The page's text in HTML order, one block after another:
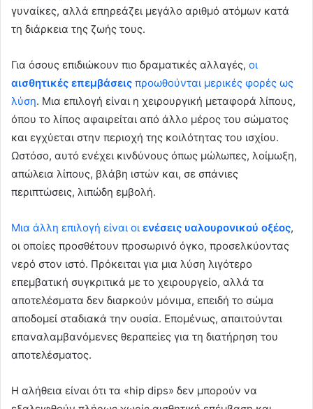
γυναίκες, αλλά επηρεάζει μεγάλο αριθμό ατόμων κατά
τη διάρκεια της ζωής τους.
Για όσους επιδιώκουν πιο δραματικές αλλαγές, οι
αισθητικές επεμβάσεις προωθούνται μερικές φορές ως
λύση. Μια επιλογή είναι η χειρουργική μεταφορά λίπους,
όπου το λίπος αφαιρείται από άλλο μέρος του σώματος
και εγχύεται στην περιοχή της κοιλότητας του ισχίου.
Ωστόσο, αυτό ενέχει κινδύνους όπως μώλωπες, λοίμωξη,
απώλεια λίπους, βλάβη ιστών και, σε σπάνιες
περιπτώσεις, λιπώδη εμβολή.
Μια άλλη επιλογή είναι οι ενέσεις υαλουρονικού οξέος,
οι οποίες προσθέτουν προσωρινό όγκο, προσελκύοντας
νερό στον ιστό. Πρόκειται για μια λύση λιγότερο
επεμβατική συγκριτικά με το χειρουργείο, αλλά τα
αποτελέσματα δεν διαρκούν μόνιμα, επειδή το σώμα
αποδομεί σταδιακά την ουσία. Επομένως, απαιτούνται
επαναλαμβανόμενες θεραπείες για τη διατήρηση του
αποτελέσματος.
Η αλήθεια είναι ότι τα «hip dips» δεν μπορούν να